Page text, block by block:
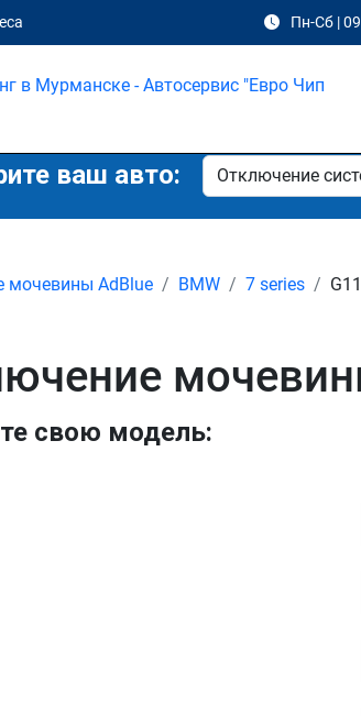
Пн-Сб |
ваш авто:
мочевины AdBlue BMW 7 series
свою модель: